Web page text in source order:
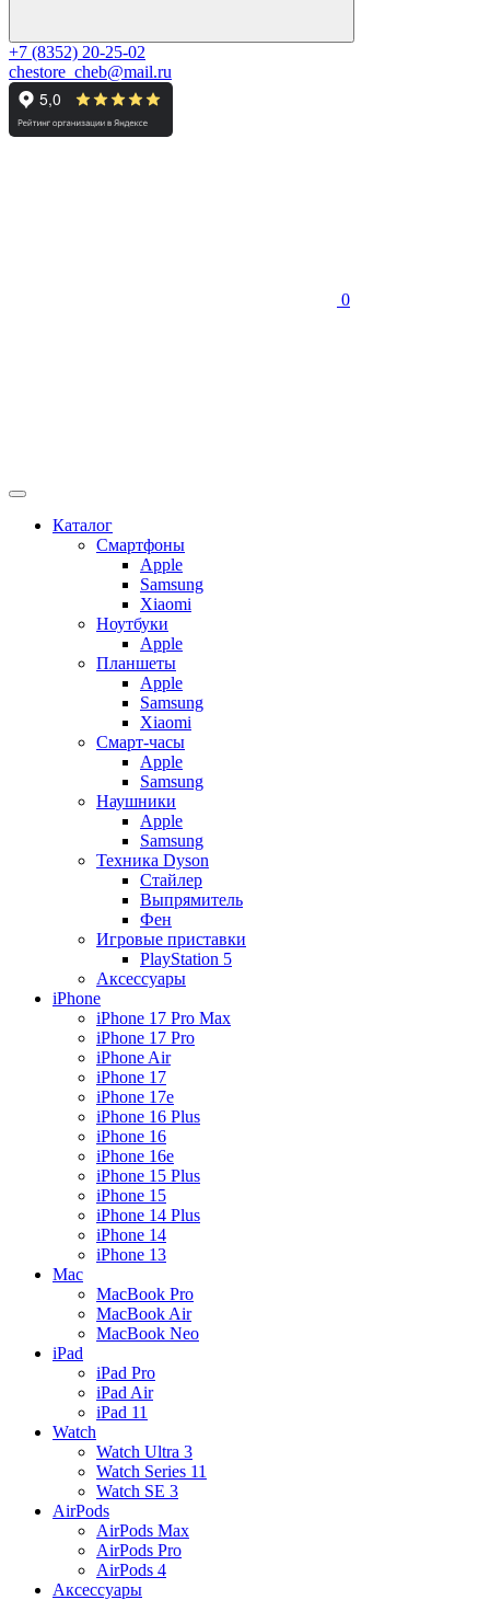
+7 (8352) 20-25-02
chestore_cheb@mail.ru
0
Каталог
Смартфоны
Apple
Samsung
Xiaomi
Ноутбуки
Apple
Планшеты
Apple
Samsung
Xiaomi
Смарт-часы
Apple
Samsung
Наушники
Apple
Samsung
Техника Dyson
Стайлер
Выпрямитель
Фен
Игровые приставки
PlayStation 5
Аксессуары
iPhone
iPhone 17 Pro Max
iPhone 17 Pro
iPhone Air
iPhone 17
iPhone 17e
iPhone 16 Plus
iPhone 16
iPhone 16e
iPhone 15 Plus
iPhone 15
iPhone 14 Plus
iPhone 14
iPhone 13
Mac
MacBook Pro
MacBook Air
MacBook Neo
iPad
iPad Pro
iPad Air
iPad 11
Watch
Watch Ultra 3
Watch Series 11
Watch SE 3
AirPods
AirPods Max
AirPods Pro
AirPods 4
Аксессуары